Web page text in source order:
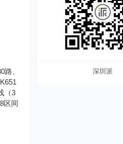
、
（3
区间
深圳派